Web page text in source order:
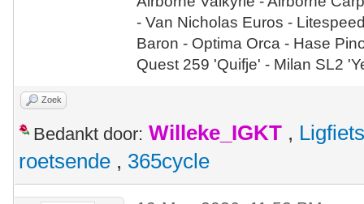
- Van Nicholas Euros -
Baron - Optima Orca - Hase
Quest 259 'Quifje' - Milan SL2
Zoek
Bedankt door: Willeke_IGKT ,
roetsende , 365cycle